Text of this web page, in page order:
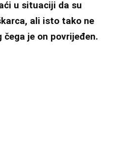
u situaciji da su
ali isto tako ne
je on povrijeđen.